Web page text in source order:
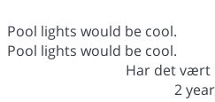
Pool lights would be cool.
Pool lights would be cool.
Har det vært
2